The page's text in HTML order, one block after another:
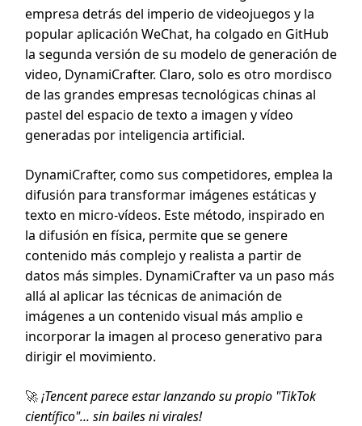
empresa detrás del imperio de videojuegos y la
popular aplicación WeChat, ha colgado en GitHub
la segunda versión de su modelo de generación de
video, DynamiCrafter. Claro, solo es otro mordisco
de las grandes empresas tecnológicas chinas al
pastel del espacio de texto a imagen y vídeo
generadas por inteligencia artificial.
DynamiCrafter, como sus competidores, emplea la
difusión para transformar imágenes estáticas y
texto en micro-vídeos. Este método, inspirado en
la difusión en física, permite que se genere
contenido más complejo y realista a partir de
datos más simples. DynamiCrafter va un paso más
allá al aplicar las técnicas de animación de
imágenes a un contenido visual más amplio e
incorporar la imagen al proceso generativo para
dirigir el movimiento.
🚀¡Tencent parece estar lanzando su propio "TikTok
científico"... sin bailes ni virales!